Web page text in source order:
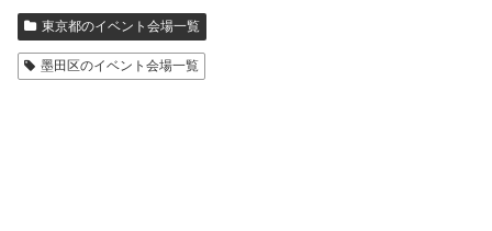
東京都のイベント会場一覧
墨田区のイベント会場一覧